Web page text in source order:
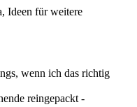
Ideen für weitere
wenn ich das richtig
reingepackt -